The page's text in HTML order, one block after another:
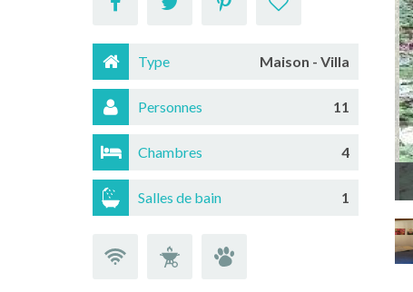
Type Maison - Villa
Personnes 11
Chambres 4
Salles de bain 1